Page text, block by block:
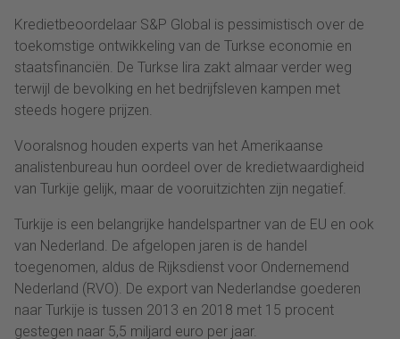
Kredietbeoordelaar S&P Global is pessimistisch over de
toekomstige ontwikkeling van de Turkse economie en
staatsfinanciën. De Turkse lira zakt almaar verder weg
terwijl de bevolking en het bedrijfsleven kampen met
steeds hogere prijzen.
Vooralsnog houden experts van het Amerikaanse
analistenbureau hun oordeel over de kredietwaardigheid
van Turkije gelijk, maar de vooruitzichten zijn negatief.
Turkije is een belangrijke handelspartner van de EU en ook
van Nederland. De afgelopen jaren is de handel
toegenomen, aldus de Rijksdienst voor Ondernemend
Nederland (RVO). De export van Nederlandse goederen
naar Turkije is tussen 2013 en 2018 met 15 procent
gestegen naar 5,5 miljard euro per jaar.